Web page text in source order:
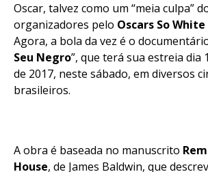
Oscar, talvez como um “meia culpa”
organizadores pelo Oscars So White
Agora, a bola da vez é o
Seu Negro”, que terá sua estreia dia
de 2017, neste sábado, em diversos
brasileiros.
A obra é baseada no manuscrito
House, de James Baldwin, que